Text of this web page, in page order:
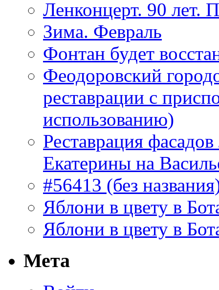
Ленконцерт. 90 лет.
Зима. Февраль
Фонтан будет
Феодоровский
реставрации с
использованию)
Реставрация
Екатерины на
#56413 (без
Яблони в цвету в
Яблони в цвету в
Мета